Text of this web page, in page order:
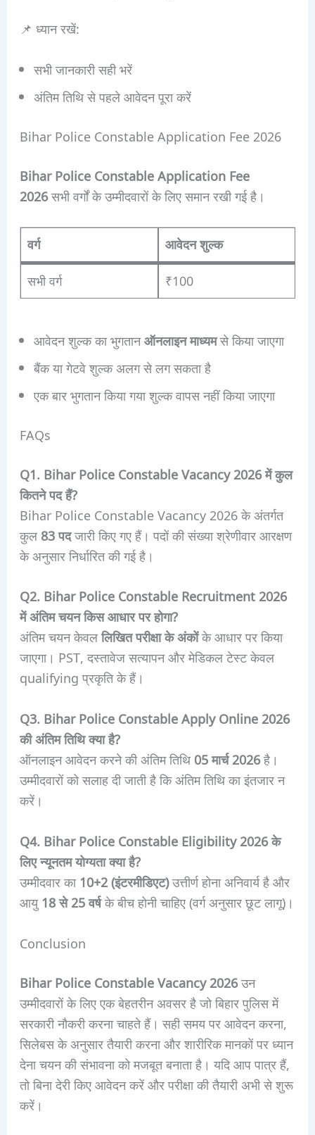
📌 ध्यान रखें:
सभी जानकारी सही भरें
अंतिम तिथि से पहले आवेदन पूरा करें
Bihar Police Constable Application Fee 2026
Bihar Police Constable Application Fee
2026सभी वर्गों के उम्मीदवारों के लिए समान रखी गई है।
वर्ग आवेदन शुल्क
सभी वर्ग ₹100
आवेदन शुल्क का भुगतानऑनलाइन माध्यमसे किया जाएगा
बैंक या गेटवे शुल्क अलग से लग सकता है
एक बार भुगतान किया गया शुल्क वापस नहीं किया जाएगा
FAQs
Q1. Bihar Police Constable Vacancy 2026 में कुल
कितने पद हैं?
Bihar Police Constable Vacancy 2026 के अंतर्गत
कुल 83 पदजारी किए गए हैं। पदों की संख्या श्रेणीवार आरक्षण
के अनुसार निर्धारित की गई है।
Q2. Bihar Police Constable Recruitment 2026
में अंतिम चयन किस आधार पर होगा?
अंतिम चयन केवललिखित परीक्षा के अंकोंके आधार पर किया
जाएगा। PST, दस्तावेज सत्यापन और मेडिकल टेस्ट केवल
qualifying प्रकृति के हैं।
Q3. Bihar Police Constable Apply Online 2026
की अंतिम तिथि क्या है?
ऑनलाइन आवेदन करने की अंतिम तिथि 05 मार्च 2026है।
उम्मीदवारों को सलाह दी जाती है कि अंतिम तिथि का इंतजार न
करें।
Q4. Bihar Police Constable Eligibility 2026 के
लिए न्यूनतम योग्यता क्या है?
उम्मीदवार का10+2 (इंटरमीडिएट)उत्तीर्ण होना अनिवार्य है और
आयु18 से 25 वर्षके बीच होनी चाहिए (वर्ग अनुसार छूट लागू)।
Conclusion
Bihar Police Constable Vacancy 2026उन
उम्मीदवारों के लिए एक बेहतरीन अवसर है जो बिहार पुलिस में
सरकारी नौकरी करना चाहते हैं। सही समय पर आवेदन करना,
सिलेबस के अनुसार तैयारी करना और शारीरिक मानकों पर ध्यान
देना चयन की संभावना को मजबूत बनाता है। यदि आप पात्र हैं,
तो बिना देरी किए आवेदन करें और परीक्षा की तैयारी अभी से शुरू
करें।